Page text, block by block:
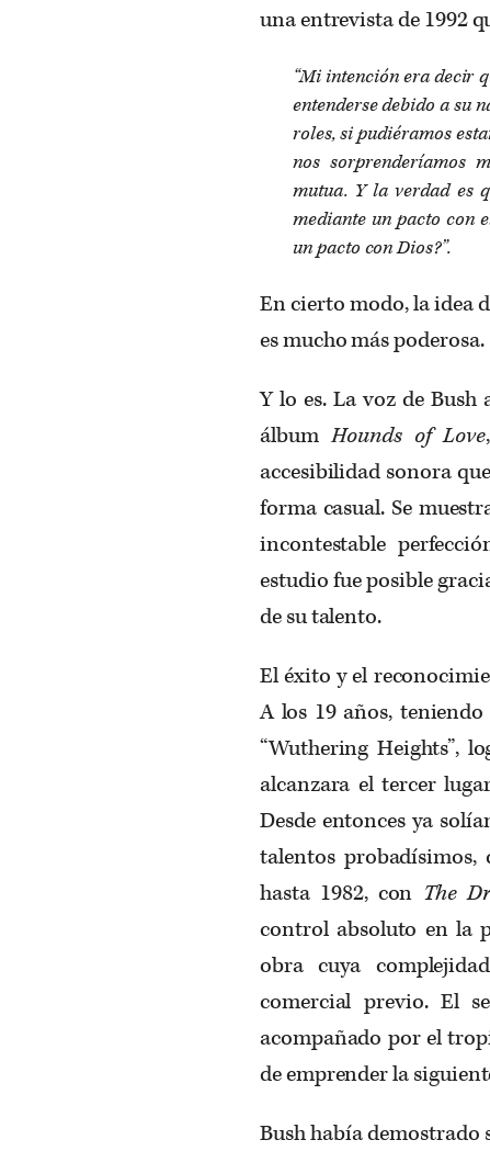
una entrevista de 1992
“Mi intención era decir
entenderse debido a su
roles, si pudiéramos
nos sorprenderíamos
mutua. Y la verdad es
mediante un pacto con
un pacto con Dios?”.
En cierto modo, la idea
es mucho más poderosa.
Y lo es. La voz de
álbumHounds of Love
accesibilidad sonora
forma casual. Se
incontestable
estudio fue posible
de su talento.
El éxito y el
A los 19 años,
“Wuthering Heights”,
alcanzara el tercer
Desde entonces ya
talentos
hasta 1982, con The
control absoluto en la
obra cuya
comercial previo. El
acompañado por el
de emprender la
Bush había demostrado